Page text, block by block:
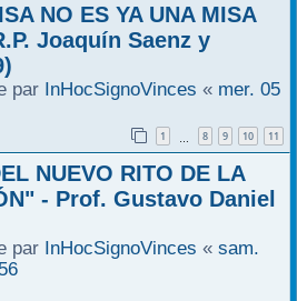
NO ES YA UNA MISA
Joaquín Saenz y
par InHocSignoVinces « mer. 05
1 8 9 10 11
NUEVO RITO DE LA
- Prof. Gustavo Daniel
par InHocSignoVinces « sam.